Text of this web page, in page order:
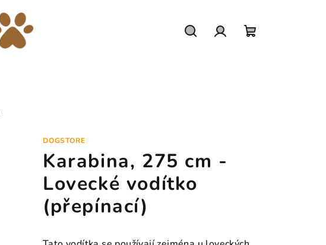
DOGSTORE
Karabina, 275 cm -
Lovecké vodítko
(přepínací)